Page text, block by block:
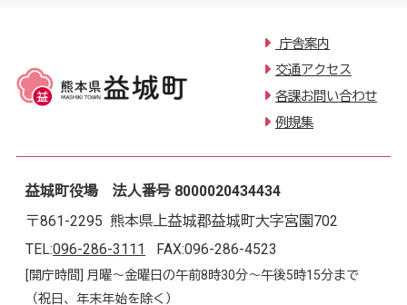
庁舎案内
交通アクセス
各課お問い合わせ
例規集
益城町役場 法人番号 8000020434434
〒861-2295 熊本県上益城郡益城町大字宮園702
TEL:096-286-3111 FAX:096-286-4523
[開庁時間] 月曜～金曜日の午前8時30分～午後5時15分まで
（祝日、年末年始を除く）